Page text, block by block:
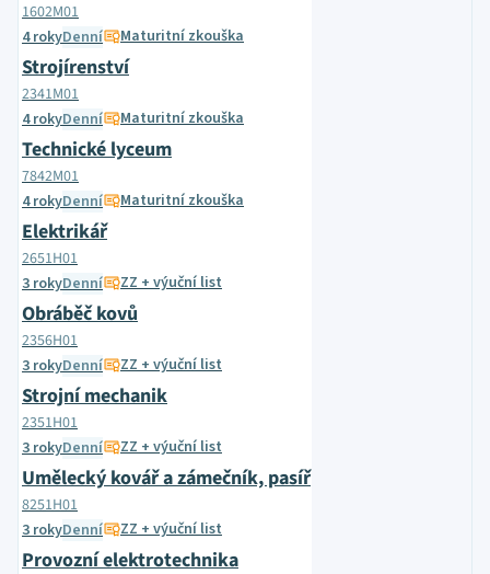
1602M01
4 rokyDenní Maturitní zkouška
Strojírenství
2341M01
4 rokyDenní Maturitní zkouška
Technické lyceum
7842M01
4 rokyDenní Maturitní zkouška
Elektrikář
2651H01
3 rokyDenní ZZ + výuční list
Obráběč kovů
2356H01
3 rokyDenní ZZ + výuční list
Strojní mechanik
2351H01
3 rokyDenní ZZ + výuční list
Umělecký kovář a zámečník, pasíř
8251H01
3 rokyDenní ZZ + výuční list
Provozní elektrotechnika